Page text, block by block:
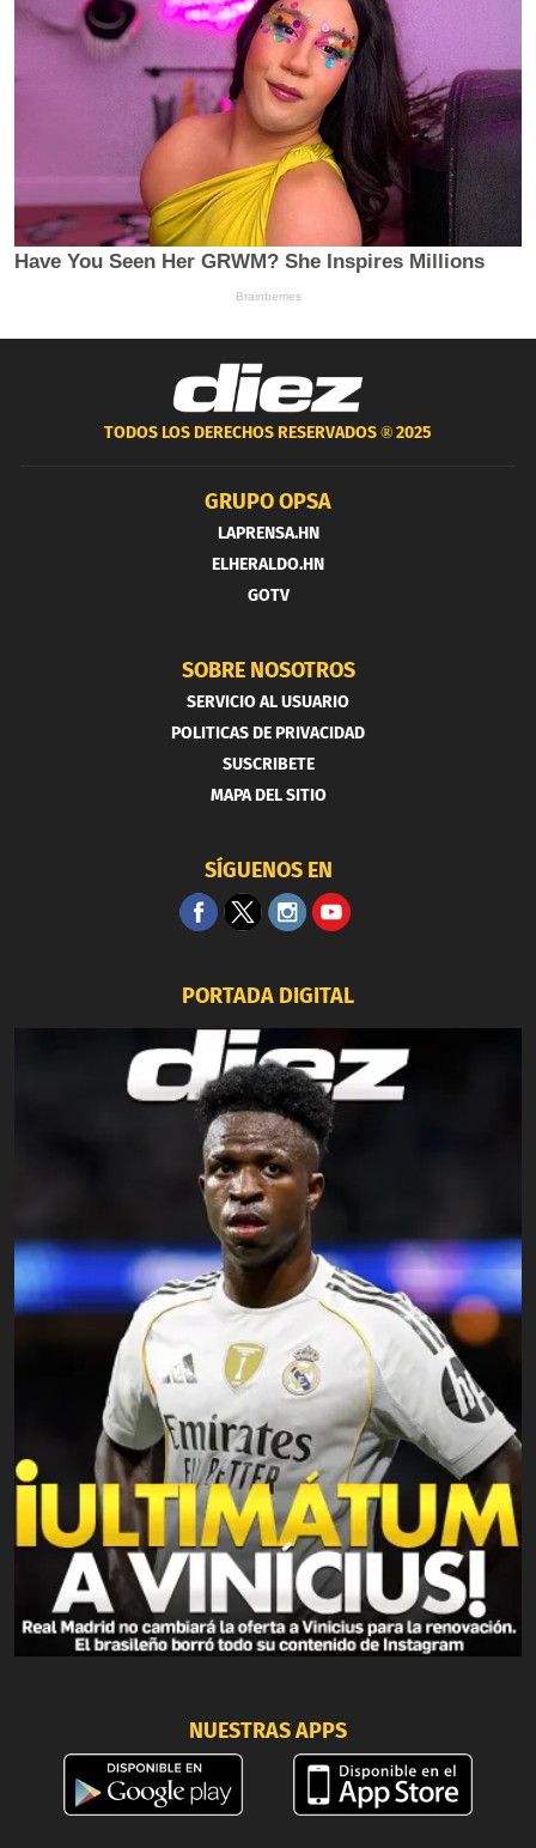
TODOS LOS DERECHOS RESERVADOS ®2025
GRUPO OPSA
LAPRENSA.HN
ELHERALDO.HN
GOTV
SOBRE NOSOTROS
SERVICIO AL USUARIO
POLITICAS DE PRIVACIDAD
SUSCRIBETE
MAPA DEL SITIO
SÍGUENOS EN
PORTADA DIGITAL
NUESTRAS APPS